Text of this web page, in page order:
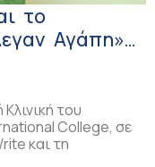
το
Αγάπη»
Κλινική του
του
College, σε
και τη